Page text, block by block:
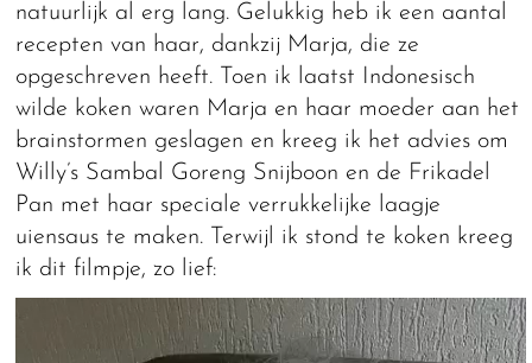
natuurlijk al erg lang. Gelukkig heb ik een aantal
recepten van haar, dankzij Marja, die ze
opgeschreven heeft. Toen ik laatst Indonesisch
wilde koken waren Marja en haar moeder aan het
brainstormen geslagen en kreeg ik het advies om
Willy’s Sambal Goreng Snijboon en de Frikadel
Pan met haar speciale verrukkelijke laagje
uiensaus te maken. Terwijl ik stond te koken kreeg
ik dit filmpje, zo lief: